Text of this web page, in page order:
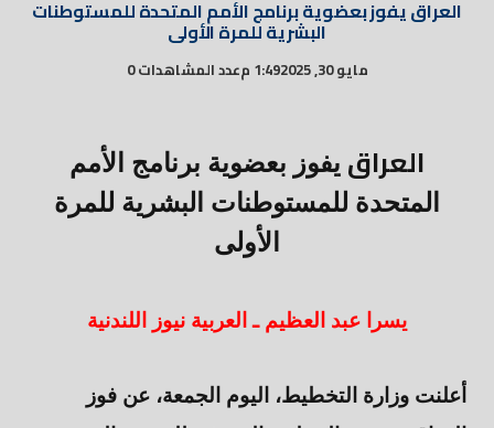
العراق يفوز بعضوية برنامج الأمم المتحدة للمستوطنات
البشرية للمرة الأولى
مايو 30, 2025 1:49 م عدد المشاهدات 0
العراق يفوز بعضوية برنامج الأمم
المتحدة للمستوطنات البشرية للمرة
الأولى
يسرا عبد العظيم ـ العربية نيوز اللندنية
أعلنت وزارة التخطيط، اليوم الجمعة، عن فوز